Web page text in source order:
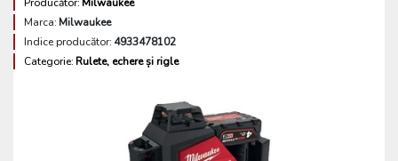
Marca:Milwaukee
Indice producător: 4933478102
Categorie:Rulete, echere și rigle